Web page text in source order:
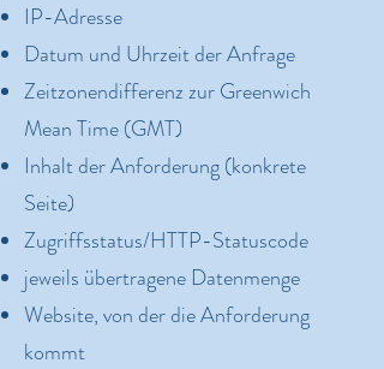
IP-Adresse
Datum und Uhrzeit der Anfrage
Zeitzonendifferenz zur Greenwich
Mean Time (GMT)
Inhalt der Anforderung (konkrete
Seite)
Zugriffsstatus/HTTP-Statuscode
jeweils übertragene Datenmenge
Website, von der die Anforderung
kommt